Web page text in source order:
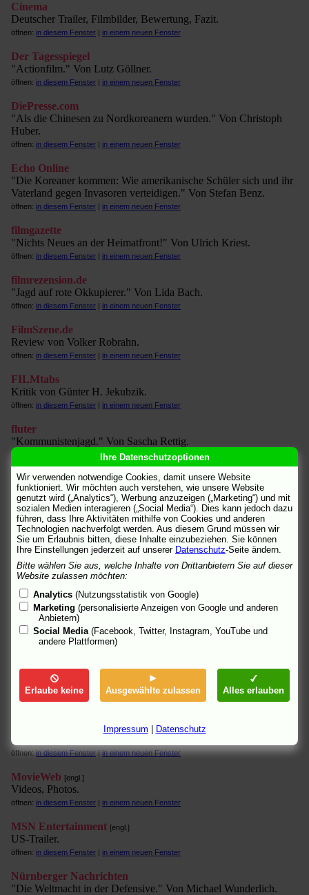
Cinema
Deutscher Trailer, Filmbilder, Bewertung, Fazit.
öffnen: in diesem Fenster | in einem neuen Fenster
Der Tagesspiegel
"Actionfilm." Von Lutz Göllner.
öffnen: in diesem Fenster | in einem neuen Fenster
DiePresse.com
"Als die Chinesen zu Nordkoreanern wurden." Von Christoph
Huber.
öffnen: in diesem Fenster | in einem neuen Fenster
Echo Online
"Die Koreaner kommen: Wie amerikanische Schüler sich und ihr
Vaterland gegen Invasoren verteidigen." Von Stefan Benz.
öffnen: in diesem Fenster | in einem neuen Fenster
filmgazette
"Nichts Neues an der Heimatfront!" Von Ulrich Kriest.
öffnen: in diesem Fenster | in einem neuen Fenster
filmrezension.de
"Jagd auf rote Okkupierer." Von Lida Bach.
öffnen: in diesem Fenster | in einem neuen Fenster
FilmSzene.de
Review von Volker Robrahn.
öffnen: in diesem Fenster | in einem neuen Fenster
FILMtabs
Kritik von Günter H. Jekubzik.
öffnen: in diesem Fenster | in einem neuen Fenster
fluter
"Kommunistenjagd." Von Sascha Rettig.
öffnen: |in einem neuen Fenster
FSK - Freiwillige Selbstkontrolle der Filmwirtschaft
"FSK ab 16 freigegeben, feiertagsfrei." Prüfergebnis.
öffnen: in diesem Fenster in einem neuen Fenster
Kino Kino
"Kriegsfilm-Remake." Von Gregor Wossilus.
öffnen:in diesem Fenster|in einem neuen Fenster
KinoNews
Inhalt, deutscher Trailer.
öffnen:in diesem Fenster in einem neuen Fenster
Manifest - Das Filmmagazin
Review von André Becker.
metacritic
US-Presseschau.
öffnen:in diesem Fenster |in einem neuen Fenster
Trailer.
öffnen:in diesem Fenster|in einem neuen Fenster
MovieWeb [engl.]
Videos, Photos.
öffnen: in diesem Fenster | in einem neuen Fenster
MSN Entertainment [engl.]
US-Trailer.
öffnen: in diesem Fenster | in einem neuen Fenster
Nürnberger Nachrichten
"Die Weltmacht in der Defensive." Von Michael Wunderlich.
Ihre Datenschutzoptionen
Wir verwenden notwendige Cookies, damit unsere Website
funktioniert. Wir möchten auch verstehen, wie unsere Website
genutzt wird („Analytics“), Werbung anzuzeigen („Marketing“) und mit
sozialen Medien interagieren („Social Media“). Dies kann jedoch dazu
führen, dass Ihre Aktivitäten mithilfe von Cookies und anderen
Technologien nachverfolgt werden. Aus diesem Grund müssen wir
Sie um Erlaubnis bitten, diese Inhalte einzubeziehen. Sie können
Ihre Einstellungen jederzeit auf unserer Datenschutz-Seite ändern.
Bitte wählen Sie aus, welche Inhalte von Drittanbietern Sie auf dieser
Website zulassen möchten:
Analytics (Nutzungsstatistik von Google)
Marketing (personalisierte Anzeigen von Google und anderen
Anbietern)
Social Media (Facebook, Twitter, Instagram, YouTube und
andere Plattformen)
Erlaube keine Ausgewählte zulassen Alles erlauben
Impressum Datenschutz